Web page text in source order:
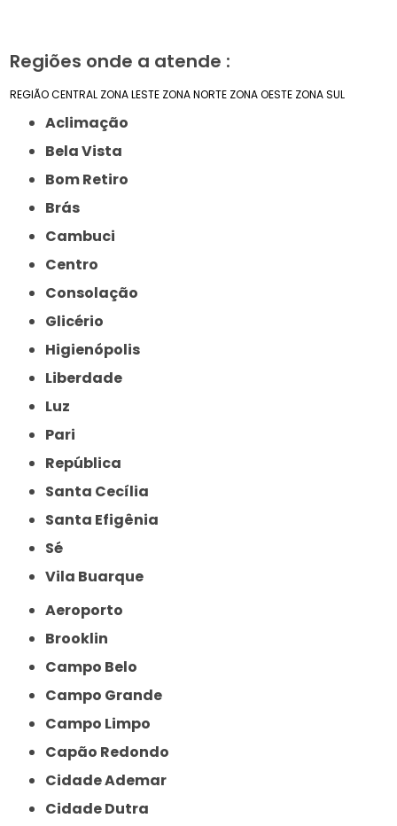
Regiões onde a atende :
REGIÃO CENTRAL ZONA LESTE ZONA NORTE ZONA OESTE ZONA SUL
Aclimação
Bela Vista
Bom Retiro
Brás
Cambuci
Centro
Consolação
Glicério
Higienópolis
Liberdade
Luz
Pari
República
Santa Cecília
Santa Efigênia
Sé
Vila Buarque
Aeroporto
Brooklin
Campo Belo
Campo Grande
Campo Limpo
Capão Redondo
Cidade Ademar
Cidade Dutra